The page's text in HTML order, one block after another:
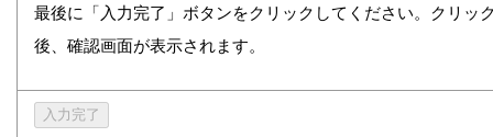
最後に「入力完了」ボタンをクリックしてください。クリッ
後、確認画面が表示されます。